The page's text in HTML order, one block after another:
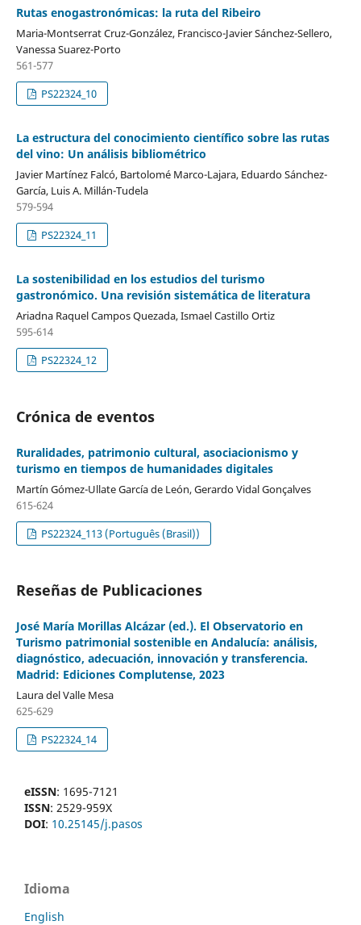
Rutas enogastronómicas: la ruta del Ribeiro
Maria-Montserrat Cruz-González, Francisco-Javier Sánchez-Sellero,
Vanessa Suarez-Porto
561-577
PS22324_10
La estructura del conocimiento científico sobre las rutas
del vino: Un análisis bibliométrico
Javier Martínez Falcó, Bartolomé Marco-Lajara, Eduardo Sánchez-
García, Luis A. Millán-Tudela
579-594
PS22324_11
La sostenibilidad en los estudios del turismo
gastronómico. Una revisión sistemática de literatura
Ariadna Raquel Campos Quezada, Ismael Castillo Ortiz
595-614
PS22324_12
Crónica de eventos
Ruralidades, patrimonio cultural, asociacionismo y
turismo en tiempos de humanidades digitales
Martín Gómez-Ullate García de León, Gerardo Vidal Gonçalves
615-624
PS22324_113 (Português (Brasil))
Reseñas de Publicaciones
José María Morillas Alcázar (ed.). El Observatorio en
Turismo patrimonial sostenible en Andalucía: análisis,
diagnóstico, adecuación, innovación y transferencia.
Madrid: Ediciones Complutense, 2023
Laura del Valle Mesa
625-629
PS22324_14
eISSN: 1695-7121
ISSN: 2529-959X
DOI: 10.25145/j.pasos
Idioma
English